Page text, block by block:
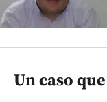
Un caso